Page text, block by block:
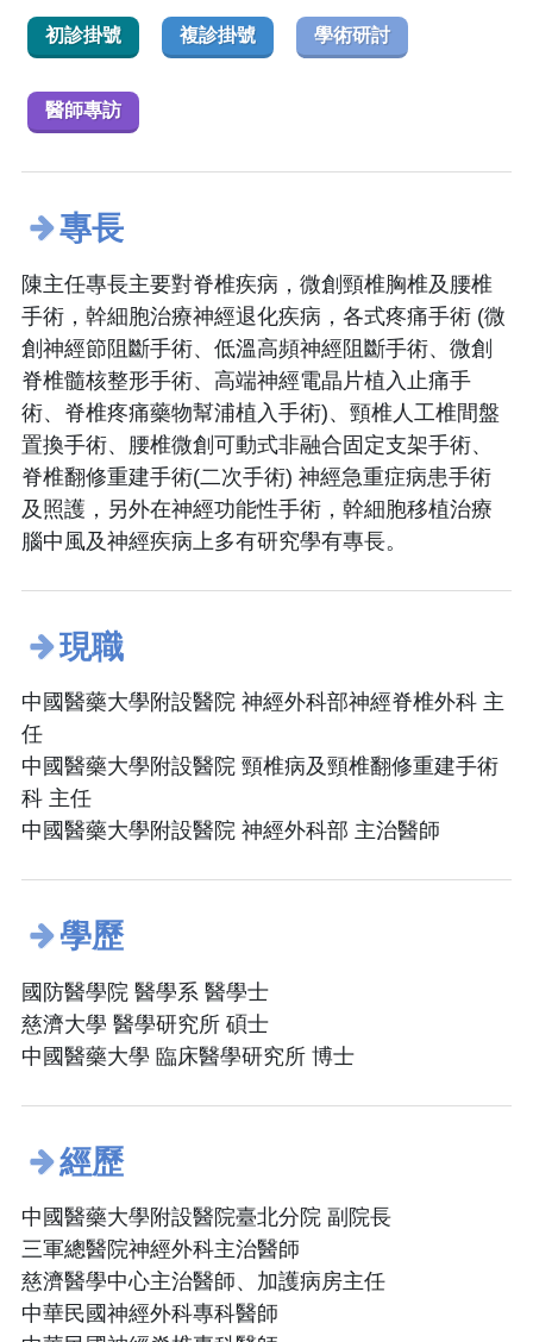
初診掛號 複診掛號 學術研討
醫師專訪
專長
陳主任專長主要對脊椎疾病，微創頸椎胸椎及腰椎
手術，幹細胞治療神經退化疾病，各式疼痛手術 (微
創神經節阻斷手術、低溫高頻神經阻斷手術、微創
脊椎髓核整形手術、高端神經電晶片植入止痛手
術、脊椎疼痛藥物幫浦植入手術)、頸椎人工椎間盤
置換手術、腰椎微創可動式非融合固定支架手術、
脊椎翻修重建手術(二次手術) 神經急重症病患手術
及照護，另外在神經功能性手術，幹細胞移植治療
腦中風及神經疾病上多有研究學有專長。
現職
中國醫藥大學附設醫院 神經外科部神經脊椎外科 主
任
中國醫藥大學附設醫院 頸椎病及頸椎翻修重建手術
科 主任
中國醫藥大學附設醫院 神經外科部 主治醫師
學歷
國防醫學院 醫學系 醫學士
慈濟大學 醫學研究所 碩士
中國醫藥大學 臨床醫學研究所 博士
經歷
中國醫藥大學附設醫院臺北分院 副院長
三軍總醫院神經外科主治醫師
慈濟醫學中心主治醫師、加護病房主任
中華民國神經外科專科醫師